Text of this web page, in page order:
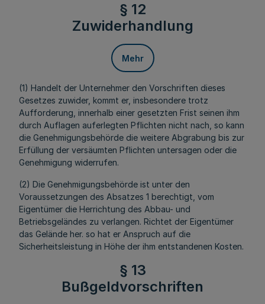
§ 12
Zuwiderhandlung
Mehr
(1) Handelt der Unternehmer den Vorschriften dieses
Gesetzes zuwider, kommt er, insbesondere trotz
Aufforderung, innerhalb einer gesetzten Frist seinen ihm
durch Auflagen auferlegten Pflichten nicht nach, so kann
die Genehmigungsbehörde die weitere Abgrabung bis zur
Erfüllung der versäumten Pflichten untersagen oder die
Genehmigung widerrufen.
(2) Die Genehmigungsbehörde ist unter den
Voraussetzungen des Absatzes 1 berechtigt, vom
Eigentümer die Herrichtung des Abbau- und
Betriebsgeländes zu verlangen. Richtet der Eigentümer
das Gelände her. so hat er Anspruch auf die
Sicherheitsleistung in Höhe der ihm entstandenen Kosten.
§ 13
Bußgeldvorschriften